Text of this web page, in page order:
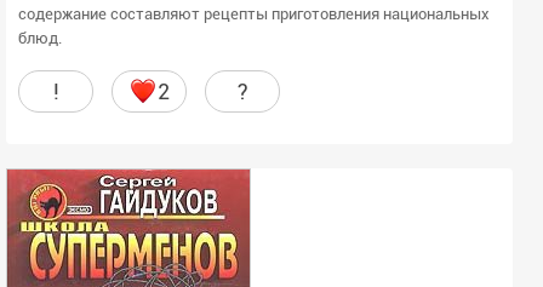
m4b
ogg
стр.
Текст книги:
Закончен или неизвестно
содержание составляют рецепты приготовления национальных
блюд.
! 2 ?